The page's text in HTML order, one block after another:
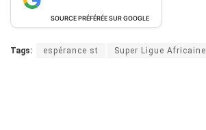
SOURCE PRÉFÉRÉE SUR GOOGLE
Tags: espérance st Super Ligue Africaine